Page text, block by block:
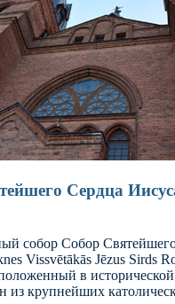
Сердца
собор Собор
Vissvētākās Jēzus Sirds
в исторической
из крупнейших